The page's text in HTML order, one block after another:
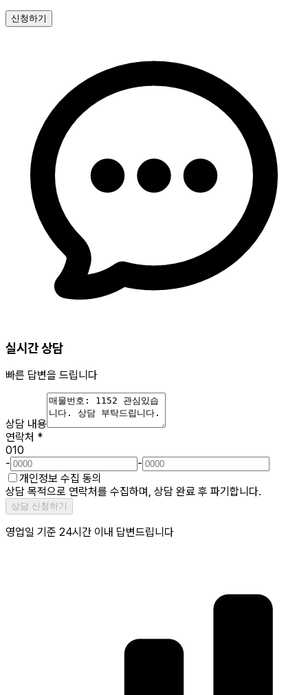
신청하기
실시간 상담
빠른 답변을 드립니다
상담 내용
연락처 *
010
-
-
개인정보 수집 동의
상담 목적으로 연락처를 수집하며, 상담 완료 후 파기합니다.
상담 신청하기
영업일 기준 24시간 이내 답변드립니다